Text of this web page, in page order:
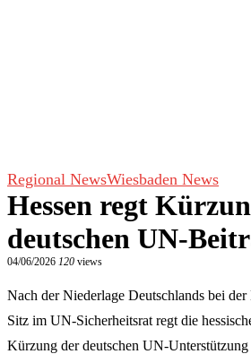
Regional NewsWiesbaden News
Hessen regt
deutschen UN-
04/06/2026 120 views
Nach der Niederlage Deutschlands bei
Sitz im UN-Sicherheitsrat regt die
Kürzung der deutschen UN-Unterstützung